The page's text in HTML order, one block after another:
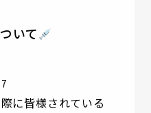
いて
に皆様されている